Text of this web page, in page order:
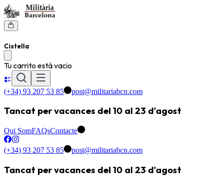
Cistella
Tu carrito está vacio
(+34) 93 207 53 85 post@militariabcn.com
Tancat per vacances del 10 al 23 d'agost
Qui SomFAQsContacte
(+34) 93 207 53 85 post@militariabcn.com
Tancat per vacances del 10 al 23 d'agost